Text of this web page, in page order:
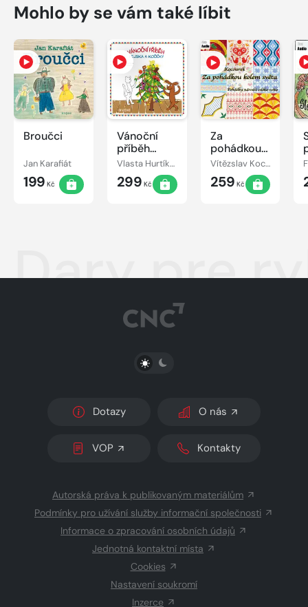
Mohlo by se vám také líbit
Broučci
Jan Karafiát
199 Kč
Vánoční
příběh
pejska a
kočičky
Vlasta Hurtíková
299 Kč
Za
pohádkou
kolem
světa
Vítězslav Kocourek
259 Kč
Dary pre
PŘEPNOUT SVĚTLÝ/TMAVÝ REŽIM
Dotazy O nás
VOP Kontakty
Autorská práva k publikovaným materiálům
Podmínky pro užívání služby informační společnosti
Informace o zpracování osobních údajů
Jednotná kontaktní místa
Cookies
Nastavení soukromí
Inzerce